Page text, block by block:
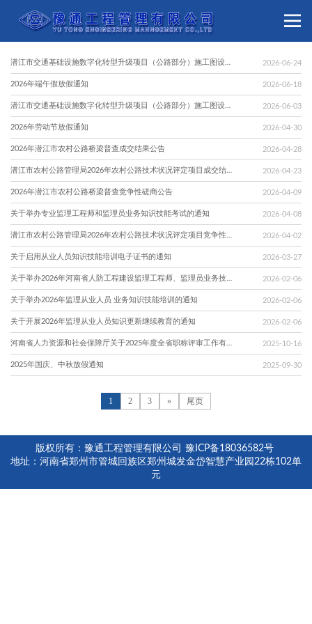
2026-06-24
2026年端午假放假通知 2026-06-18
2026-06-03
2026年劳动节放假通知 2026-04-30
2026年潜江市农村公路桥梁普查成交结果公告 2026-04-28
2026-04-23
2026年潜江市农村公路桥梁普查竞争性磋商公告 2026-04-09
关于举办专业监理工程师和监理员业务知识技能考试的通知 2026-04-08
2026-04-02
关于启用从业人员知识技能培训电子证书的通知 2026-03-27
2026-02-06
关于举办2026年监理从业人员 业务知识技能培训的通知 2026-02-06
关于开展2026年监理从业人员知识更新继续教育的通知 2026-02-06
2025-10-16
2025年国庆、中秋放假通知 2025-09-30
1 2 3 » 尾页
版权所有：豫通工程管理有限公司
豫ICP备18036582号
地址：河南省郑州市管城回族区郑州城发金岱智慧产业园22栋102单
元